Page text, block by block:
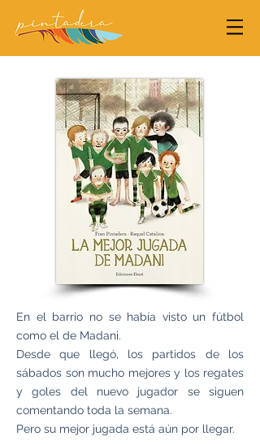
En el barrio no se había visto un fútbol
como el de Madani.
Desde que llegó, los partidos de los
sábados son mucho mejores y los regates
y goles del nuevo jugador se siguen
comentando toda la semana.
Pero su mejor jugada está aún por llegar.